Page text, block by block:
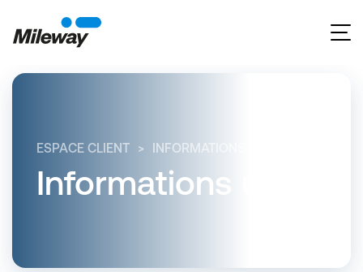
ESPACE CLIENT INFORMATIONS UTILES
Informations utiles